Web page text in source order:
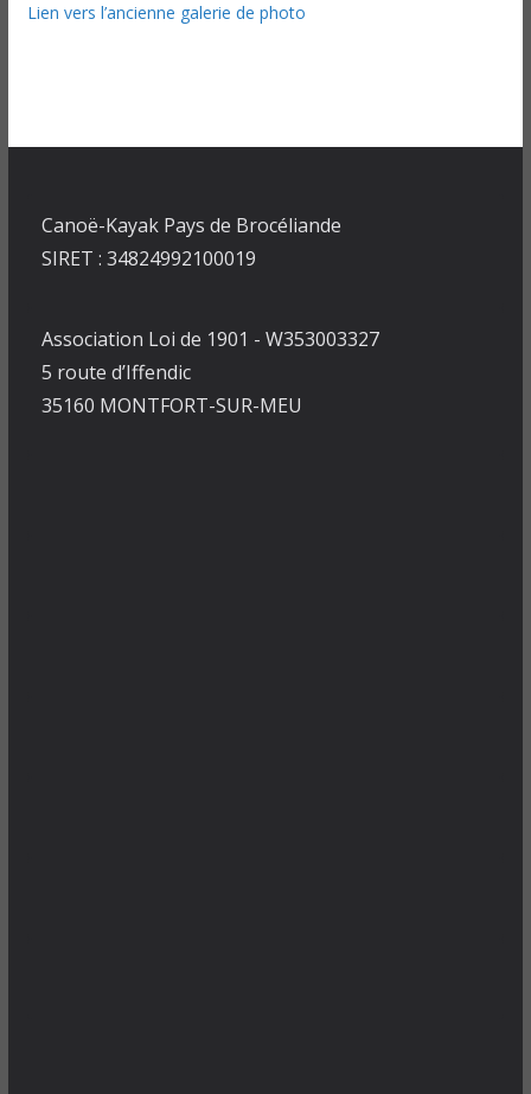
Lien vers l’ancienne galerie de photo
Canoë-Kayak Pays de Brocéliande
SIRET : 34824992100019
Association Loi de 1901 - W353003327
5 route d’Iffendic
35160 MONTFORT-SUR-MEU